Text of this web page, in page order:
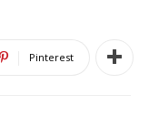
Pinterest